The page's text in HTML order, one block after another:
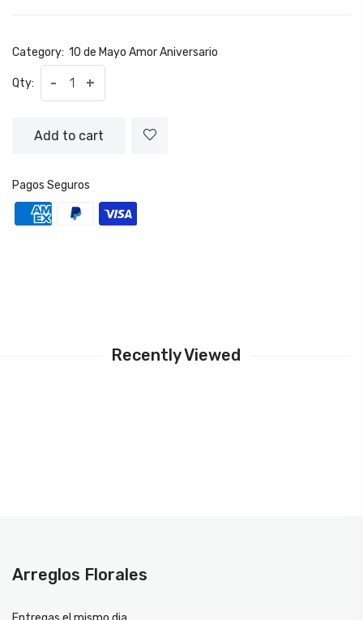
Category: 10 de Mayo AmorAniversario
Qty: - +
Add to cart
Pagos Seguros
Recently Viewed
Arreglos Florales